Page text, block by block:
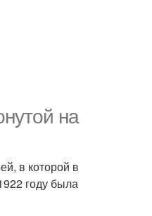
на
в которой в
году была